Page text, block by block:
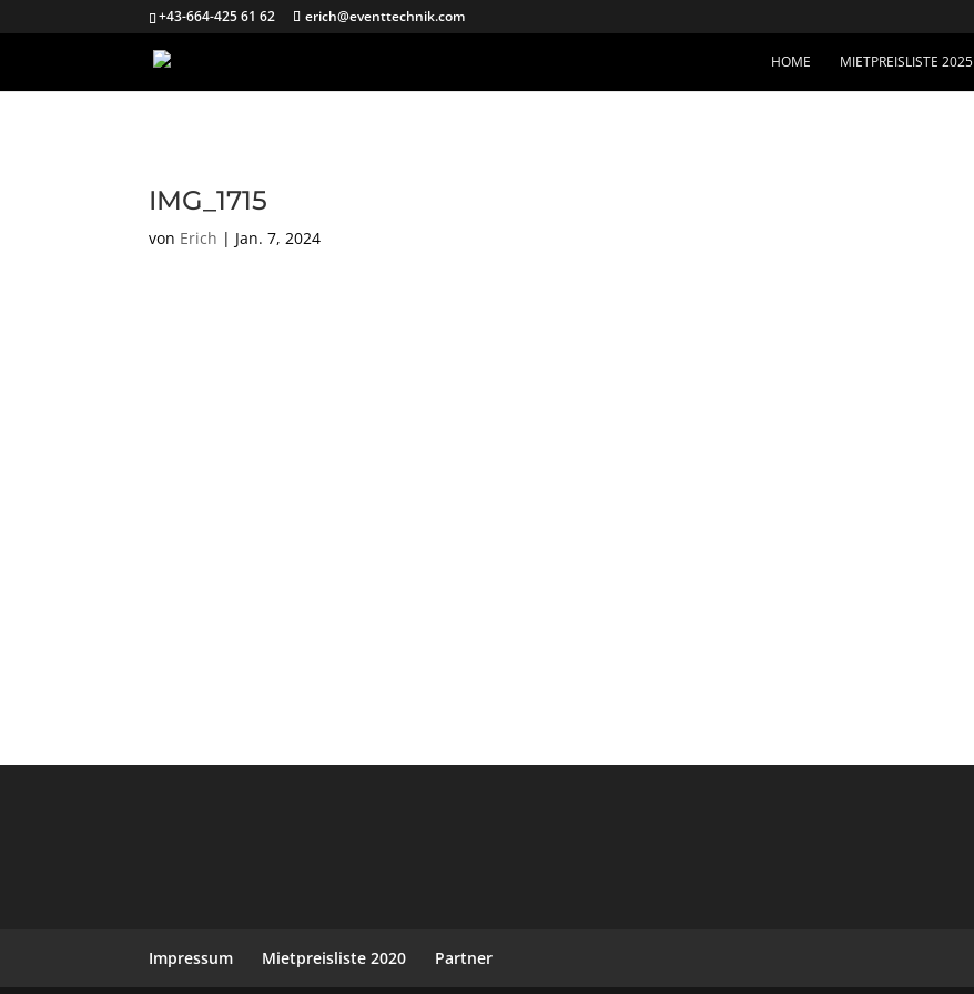
+43-664-425 61 62 erich@eventtechnik.com
HOME MIETPREISLISTE 2025
IMG_1715
von Erich | Jan. 7, 2024
Impressum Mietpreisliste 2020 Partner